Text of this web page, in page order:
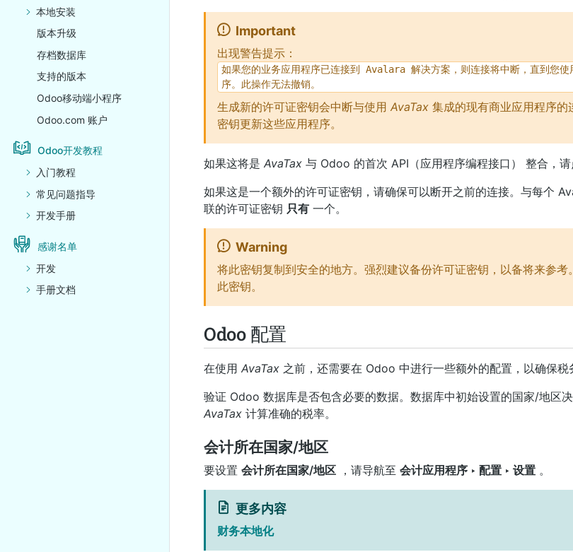
本地安装
版本升级
存档数据库
支持的版本
Odoo移动端小程序
Odoo.com 账户
Odoo开发教程
入门教程
常见问题指导
开发手册
感谢名单
开发
手册文档
Important
出现警告提示：
如果您的业务应用程序已连接到 Avalara 解决方案，则连接将中断，直到您
序。此操作无法撤销。
生成新的许可证密钥会中断与使用 AvaTax 集成的现有商业应用程序
密钥更新这些应用程序。
如果这将是 AvaTax 与 Odoo 的首次 API（应用程序编程接口） 整合，
如果这是一个额外的许可证密钥，请确保可以断开之前的连接。与每个
联的许可证密钥 只有 一个。
Warning
将此密钥复制到安全的地方。强烈建议备份许可证密钥，以备将来参考
此密钥。
Odoo 配置
在使用 AvaTax 之前，还需要在 Odoo 中进行一些额外的配置，以确保税
验证 Odoo 数据库是否包含必要的数据。数据库中初始设置的国家/地区
AvaTax 计算准确的税率。
会计所在国家/地区
要设置 会计所在国家/地区 ，请导航至 会计应用程序 ‣ 配置 ‣ 设置 。
更多内容
财务本地化